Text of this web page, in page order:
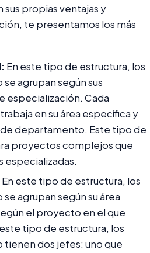
propias ventajas y
te presentamos los más
En este tipo de estructura, los
agrupan según sus
especialización. Cada
en su área específica y
departamento. Este tipo de
proyectos complejos que
especializadas.
En este tipo de estructura, los
agrupan según su área
el proyecto en el que
tipo de estructura, los
dos jefes: uno que